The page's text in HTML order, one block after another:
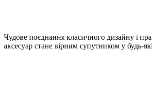
Чудове поєднання класичного дизайну і
аксесуар стане вірним супутником у будь-